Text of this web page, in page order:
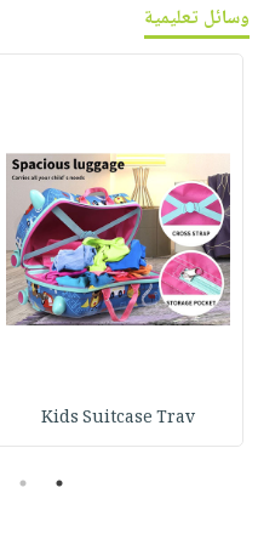
وسائل تعليمية
Kids Suitcase Trav
1
2